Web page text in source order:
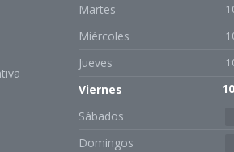
Martes
Miércoles
Jueves
Viernes
Sábados
Domingos